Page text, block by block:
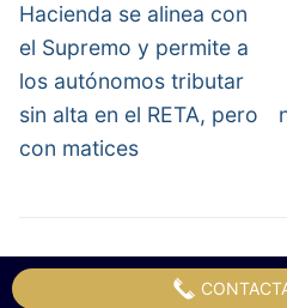
Hacienda se alinea con
el Supremo y permite a
los autónomos tributar
sin alta en el RETA, pero
con matices